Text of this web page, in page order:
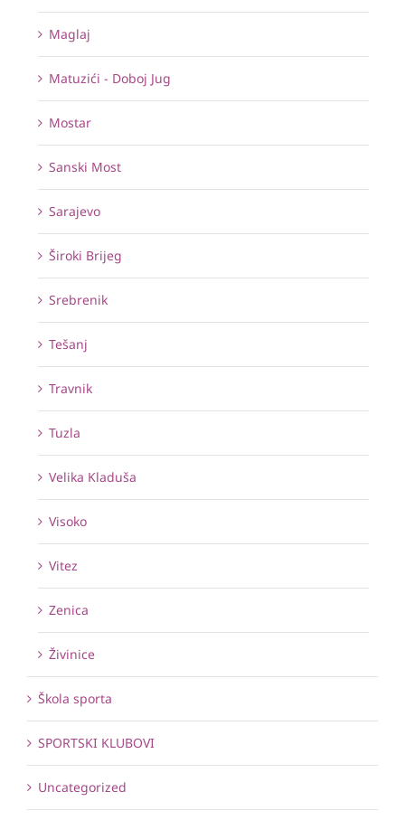
Maglaj
Matuzići - Doboj Jug
Mostar
Sanski Most
Sarajevo
Široki Brijeg
Srebrenik
Tešanj
Travnik
Tuzla
Velika Kladuša
Visoko
Vitez
Zenica
Živinice
Škola sporta
SPORTSKI KLUBOVI
Uncategorized